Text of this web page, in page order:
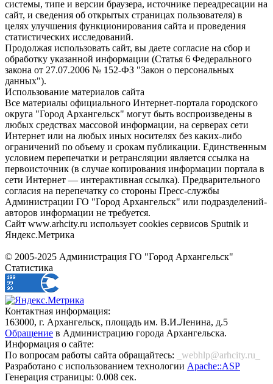
системы, типе и версии браузера, источнике переадресации на
сайт, и сведения об открытых страницах пользователя) в
целях улучшения функционирования сайта и проведения
статистических исследований.
Продолжая использовать сайт, вы даете согласие на сбор и
обработку указанной информации (Статья 6 Федерального
закона от 27.07.2006 № 152-ФЗ "Закон о персональных
данных").
Использование материалов сайта
Все материалы официального Интернет-портала городского
округа "Город Архангельск" могут быть воспроизведены в
любых средствах массовой информации, на серверах сети
Интернет или на любых иных носителях без каких-либо
ограничений по объему и срокам публикации. Единственным
условием перепечатки и ретрансляции является ссылка на
первоисточник (в случае копирования информации портала в
сети Интернет — интерактивная ссылка). Предварительного
согласия на перепечатку со стороны Пресс-службы
Администрации ГО "Город Архангельск" или подразделений-
авторов информации не требуется.
Сайт www.arhcity.ru использует cookies сервисов Sputnik и
Яндекс.Метрика
© 2005-2025 Администрация ГО "Город Архангельск"
Статистика
Контактная информация:
163000, г. Архангельск, площадь им. В.И.Ленина, д.5
Обращение в Администрацию города Архангельска.
Информация о сайте:
По вопросам работы сайта обращайтесь:
_webhlp@arhcity.ru_
Разработано с использованием технологии Apache::ASP
Генерация страницы: 0.008 сек.